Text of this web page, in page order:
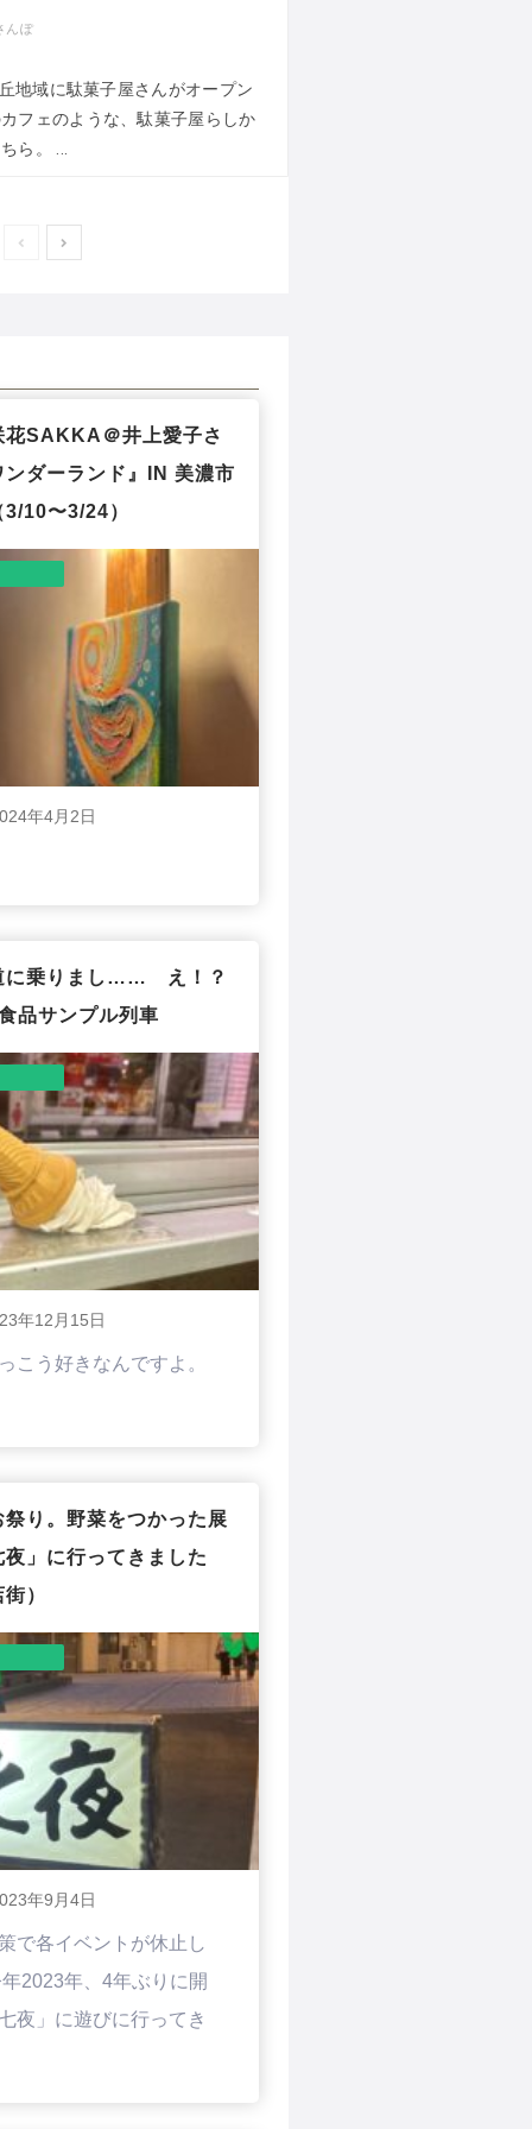
んぽ
地域に駄菓子屋さんがオープン
フェのような、駄菓子屋らしか
ら。 ...
花SAKKA＠井上愛子さ
ダーランド』IN 美濃市
10〜3/24）
年4月2日
に乗りまし…… え！？
サンプル列車
年12月15日
こう好きなんですよ。
り。野菜をつかった展
」に行ってきました
）
年9月4日
で各イベントが休止し
2023年、4年ぶりに開
夜」に遊びに行ってき